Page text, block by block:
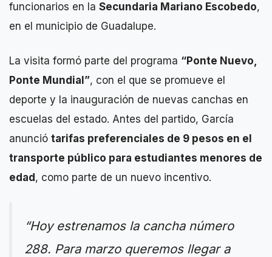
funcionarios en la Secundaria Mariano Escobedo,
en el municipio de Guadalupe.
La visita formó parte del programa “Ponte Nuevo,
Ponte Mundial”, con el que se promueve el
deporte y la inauguración de nuevas canchas en
escuelas del estado. Antes del partido, García
anunció tarifas preferenciales de 9 pesos en el
transporte público para estudiantes menores de
edad , como parte de un nuevo incentivo.
“Hoy estrenamos la cancha número
288. Para marzo queremos llegar a